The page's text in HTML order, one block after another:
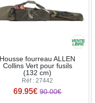
Housse fourreau ALLEN
Collins Vert pour fusils
(132 cm)
Réf : 27442
69.95€ 90.00€